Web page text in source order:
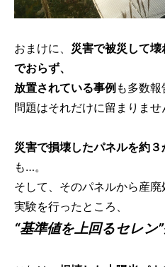
おまけに、 災害で被災して
でおらず、
放置されている事例も多数報
問題はそれだけに留まりませ
災害で損壊したパネルを約
も…。
そして、そのパネルから産
実験を行ったところ、
“基準値を上回るセレン”